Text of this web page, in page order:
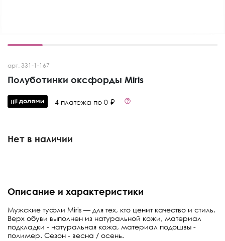
арт. 331-1-167
Полуботинки оксфорды Miris
4 платежа по 0 ₽
Нет в наличии
Описание и характеристики
Мужские туфли Miris — для тех, кто ценит качество и стиль.
Верх обуви выполнен из натуральной кожи, материал
подкладки - натуральная кожа, материал подошвы -
полимер. Сезон - весна / осень.